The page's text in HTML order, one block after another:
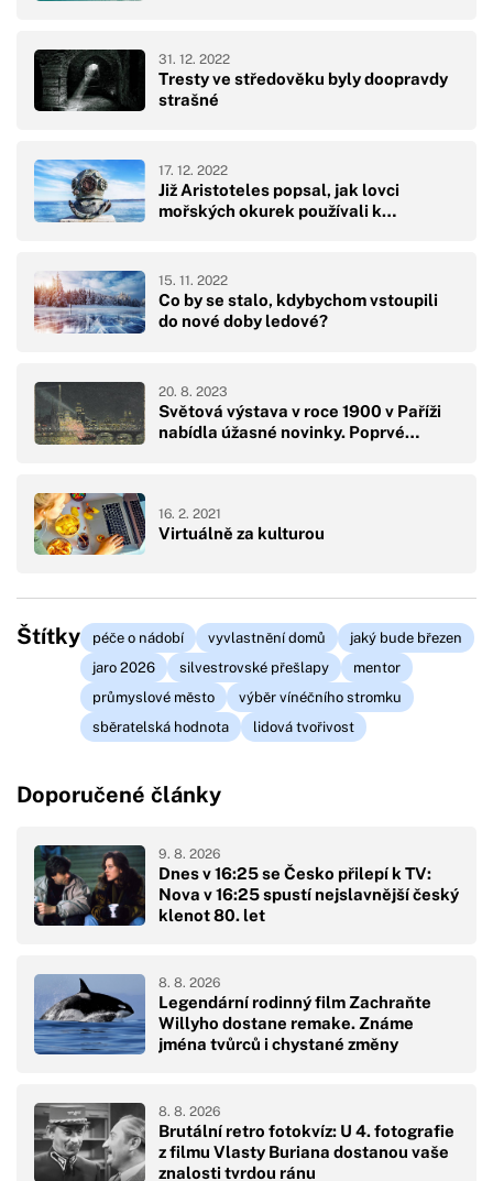
Tresty ve středověku byly doopravdy
strašné
31. 12. 2022
Již Aristoteles popsal, jak lovci
mořských okurek používali k…
17. 12. 2022
Co by se stalo, kdybychom vstoupili
do nové doby ledové?
15. 11. 2022
Světová výstava v roce 1900 v Paříži
nabídla úžasné novinky. Poprvé…
20. 8. 2023
Virtuálně za kulturou
16. 2. 2021
Štítky péče o nádobí vyvlastnění domů
jaký bude březen
jaro 2026
silvestrovské přešlapy
mentor
průmyslové město
výběr vínéčního stromku
sběratelská hodnota
lidová tvořivost
Doporučené články
Dnes v 16:25 se Česko přilepí k TV:
Nova v 16:25 spustí nejslavnější český
klenot 80. let
9. 8. 2026
Legendární rodinný film Zachraňte
Willyho dostane remake. Známe
jména tvůrců i chystané změny
8. 8. 2026
Brutální retro fotokvíz: U 4. fotografie
z filmu Vlasty Buriana dostanou vaše
znalosti tvrdou ránu
8. 8. 2026